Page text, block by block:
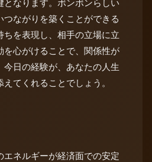
となります。ボンボンらしい
つながりを築くことができる
ちを表現し、相手の立場に立
を心がけることで、関係性が
今日の経験が、あなたの人生
てくれることでしょう。
エネルギーが経済面での安定